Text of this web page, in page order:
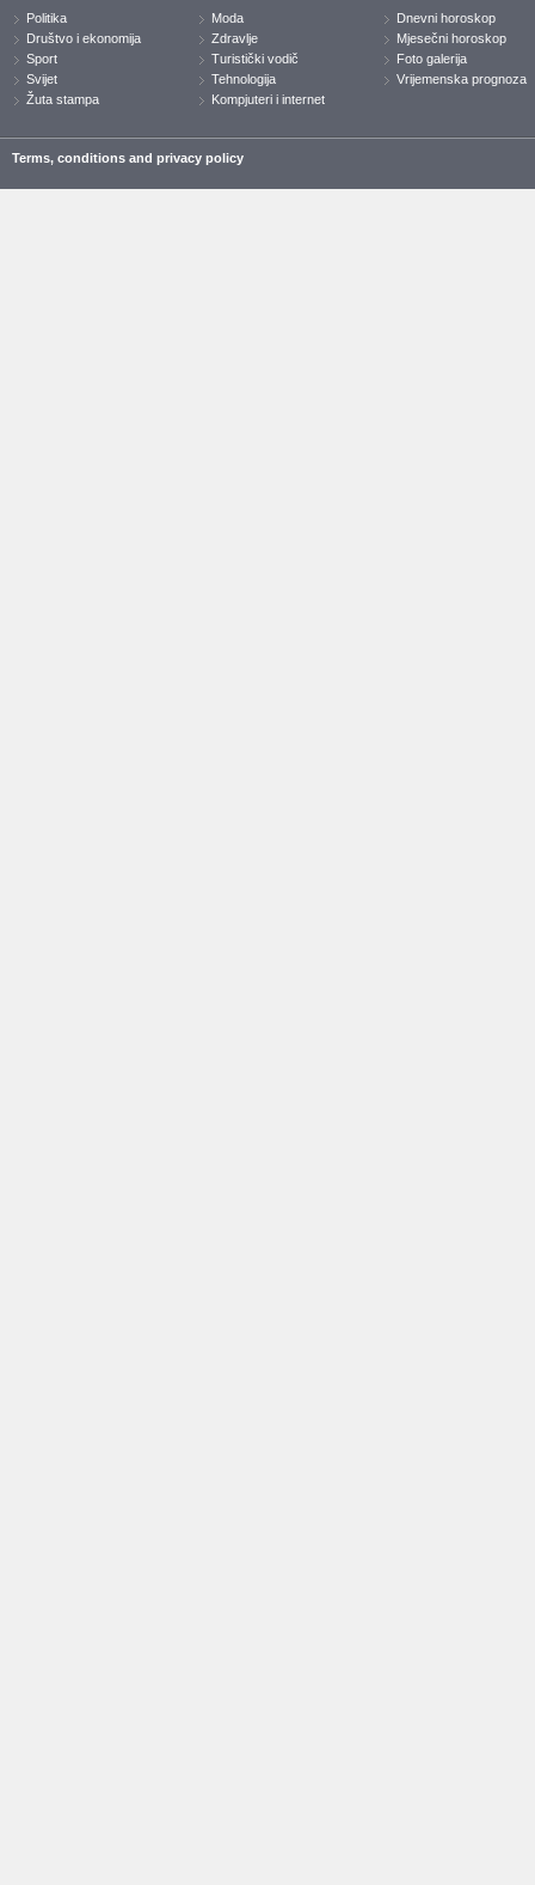
Politika
Društvo i ekonomija
Sport
Svijet
Žuta stampa
Moda
Zdravlje
Turistički vodič
Tehnologija
Kompjuteri i internet
Dnevni horoskop
Mjesečni horoskop
Foto galerija
Vrijemenska prognoza
Terms, conditions and privacy policy